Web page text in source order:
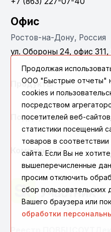
Офис
Ростов-на-Дону, Россия
ул. Обороны 24, офис
Продукты
Поддержка
Компания
Продолжая
ООО "Быстрые отчеты"
cookies и
посредством
посетителей веб-
статистики посещений
товаров в
сайта. Если Вы не
вышеперечисленные
просим отключить
сбор пользовательских
Вашего браузера или
обработки